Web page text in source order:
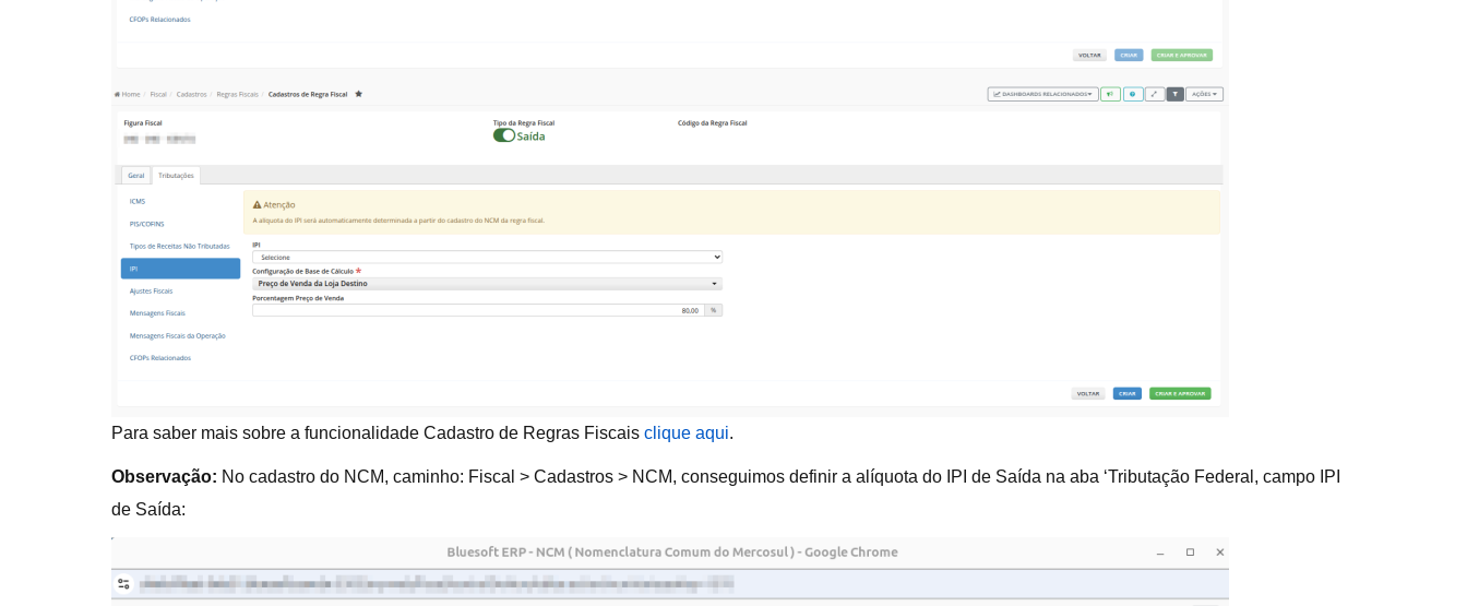
Para saber mais sobre a funcionalidade Cadastro de Regras Fiscais clique aqui.
Observação: No cadastro do NCM, caminho: Fiscal > Cadastros > NCM, conseguimos definir a alíquota do IPI de Saída na aba ‘Tributação Federal, campo IPI
de Saída: